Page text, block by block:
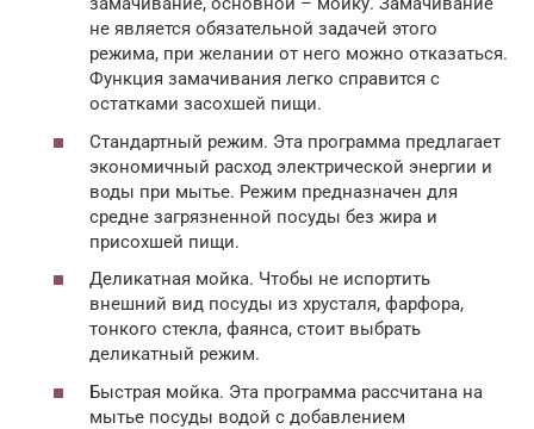
не является обязательной задачей этого
режима, при желании от него можно отказаться.
Функция замачивания легко справится с
остатками засохшей пищи.
Стандартный режим. Эта программа предлагает
экономичный расход электрической энергии и
воды при мытье. Режим предназначен для
средне загрязненной посуды без жира и
присохшей пищи.
Деликатная мойка. Чтобы не испортить
внешний вид посуды из хрусталя, фарфора,
тонкого стекла, фаянса, стоит выбрать
деликатный режим.
Быстрая мойка. Эта программа рассчитана на
мытье посуды водой с добавлением